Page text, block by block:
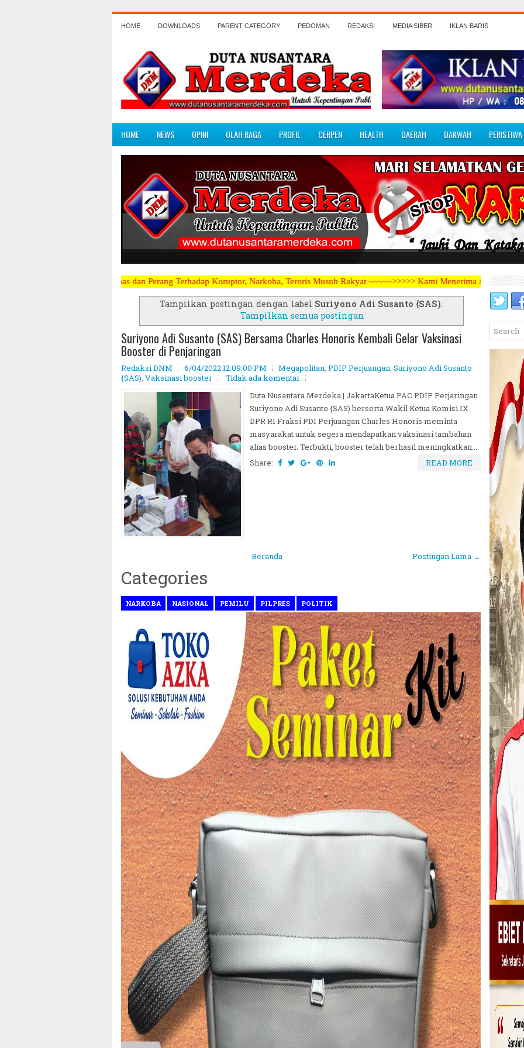
HOME DOWNLOADS PARENT CATEGORY PEDOMAN REDAKSI MEDIA SIBER IKLAN BARIS
HOME NEWS OPINI OLAH RAGA PROFIL CERPEN HEALTH DAERAH DAKWAH PERISTIWA
dan Perang Terhadap Koruptor, Narkoba, Teroris Musuh Rakyat ~~~~~>>>>> Kami Menerima Artikel, Opini, Berita Kegiatan,
Tampilkan postingan dengan label Suriyono Adi Susanto {SAS).
Tampilkan semua postingan
Suriyono Adi Susanto (SAS) Bersama Charles Honoris Kembali Gelar Vaksinasi
Booster di Penjaringan
Redaksi DNM 6/04/2022 12:09:00 PM Megapolitan PDIP Perjuangan Suriyono Adi Susanto
{SAS) Vaksinasi booster
Tidak ada komentar
Duta Nusantara Merdeka | JakartaKetua PAC PDIP Perjaringan
Suriyono Adi Susanto {SAS) berserta Wakil Ketua Komisi IX
DPR RI Fraksi PDI Perjuangan Charles Honoris meminta
masyarakat untuk segera mendapatkan vaksinasi tambahan
alias booster. Terbukti, booster telah berhasil meningkatkan...
Share:
READ MORE
Postingan Lama →
Beranda
Categories
NARKOBA NASIONAL PEMILU PILPRES POLITIK